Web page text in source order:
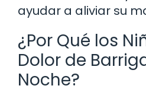
ayudar a aliviar su
¿Por Qué los
Dolor de
Noche?